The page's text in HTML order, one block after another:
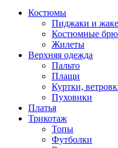
Костюмы
Пиджаки и
Костюмные
Жилеты
Верхняя одежда
Пальто
Плащи
Куртки,
Пуховики
Платья
Трикотаж
Топы
Футболки